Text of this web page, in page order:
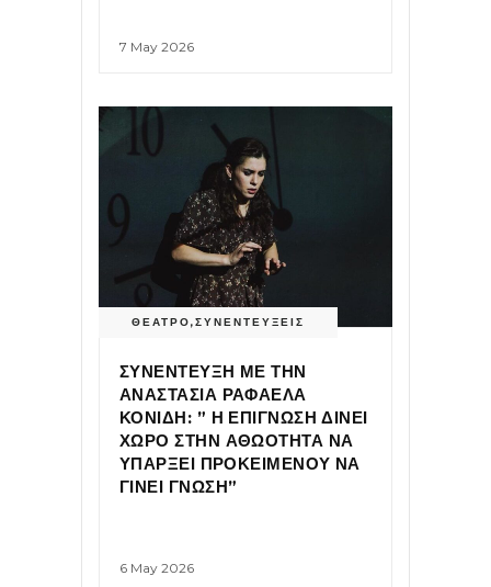
7 May 2026
ΘΕΑΤΡΟ,ΣΥΝΕΝΤΕΥΞΕΙΣ
ΣΥΝΕΝΤΕΥΞΗ ΜΕ ΤΗΝ
ΑΝΑΣΤΑΣΙΑ ΡΑΦΑΕΛΑ
ΚΟΝΙΔΗ: ” Η ΕΠΙΓΝΩΣΗ ΔΙΝΕΙ
ΧΩΡΟ ΣΤΗΝ ΑΘΩΟΤΗΤΑ ΝΑ
ΥΠΑΡΞΕΙ ΠΡΟΚΕΙΜΕΝΟΥ ΝΑ
ΓΙΝΕΙ ΓΝΩΣΗ”
6 May 2026